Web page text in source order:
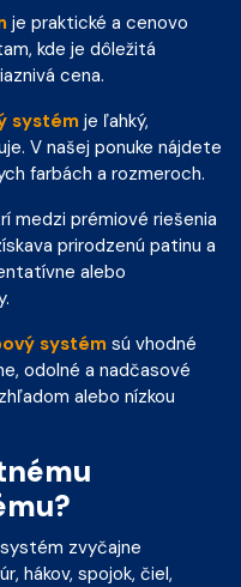
je praktické a cenovo
kde je dôležitá
cena.
systém je ľahký,
V našej ponuke nájdete
farbách a rozmeroch.
medzi prémiové riešenia
prirodzenú patinu a
alebo
systém sú vhodné
odolné a nadčasové
alebo nízkou
zvyčajne
hákov, spojok, čiel,